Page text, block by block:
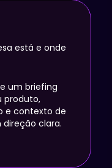
está e onde
um briefing
produto,
e contexto de
clara.